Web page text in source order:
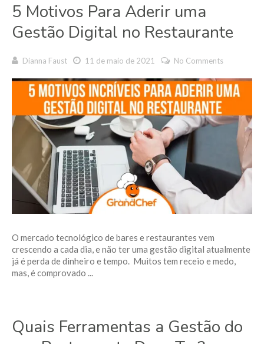
5 Motivos Para Aderir uma
Gestão Digital no Restaurante
Dianna Faust 11 de maio de 2021 No Comments
O mercado tecnológico de bares e restaurantes vem
crescendo a cada dia, e não ter uma gestão digital atualmente
já é perda de dinheiro e tempo. Muitos tem receio e medo,
mas, é comprovado ...
Quais Ferramentas a Gestão do